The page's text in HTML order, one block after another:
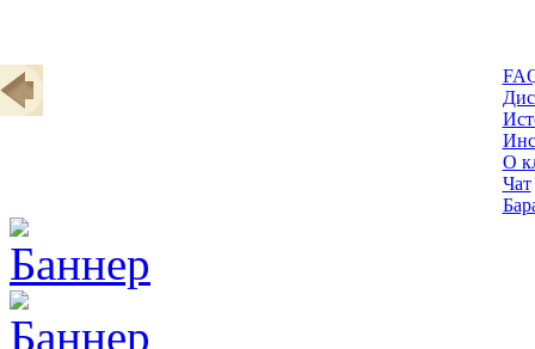
О
Чат